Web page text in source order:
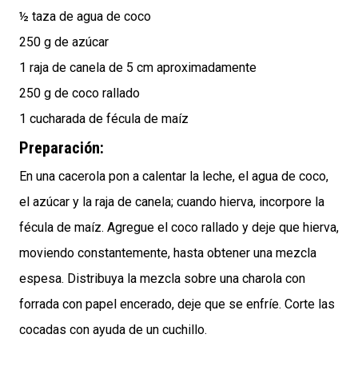
½ taza de agua de coco
250 g de azúcar
1 raja de canela de 5 cm aproximadamente
250 g de coco rallado
1 cucharada de fécula de maíz
Preparación:
En una cacerola pon a calentar la leche, el agua de coco,
el azúcar y la raja de canela; cuando hierva, incorpore la
fécula de maíz. Agregue el coco rallado y deje que hierva,
moviendo constantemente, hasta obtener una mezcla
espesa. Distribuya la mezcla sobre una charola con
forrada con papel encerado, deje que se enfríe. Corte las
cocadas con ayuda de un cuchillo.